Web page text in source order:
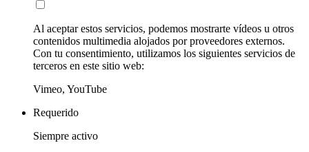
Al aceptar estos servicios, podemos mostrarte vídeos u otros
contenidos multimedia alojados por proveedores externos.
Con tu consentimiento, utilizamos los siguientes servicios de
terceros en este sitio web:
Vimeo, YouTube
Requerido
Siempre activo